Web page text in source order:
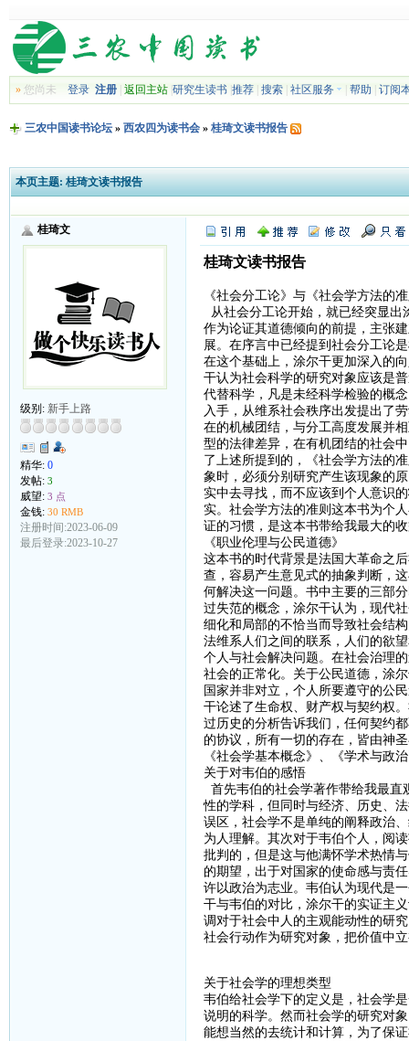
»您尚未 登录 注册| 返回主站| 研究生读书| 推荐| 搜索| 社区服务 帮助 订阅
三农中国读书论坛» 西农四为读书会 » 桂琦文读书报告
本页主题: 桂琦文读书报告
桂琦文
级别: 新手上路
精华: 0
发帖: 3
威望: 3 点
金钱: 30 RMB
注册时间:2023-06-09
最后登录:2023-10-27
桂琦文读书报告
《社会分工论》与《社会学方法的
从社会分工论开始，就已经突显
作为论证其道德倾向的前提，主张
展。在序言中已经提到社会分工论
在这个基础上，涂尔干更加深入的
干认为社会科学的研究对象应该是
代替科学，凡是未经科学检验的概
入手，从维系社会秩序出发提出了
在的机械团结，与分工高度发展并
型的法律差异，在有机团结的社会
了上述所提到的，《社会学方法的
象时，必须分别研究产生该现象的
实中去寻找，而不应该到个人意识
实。社会学方法的准则这本书为个
证的习惯，是这本书带给我最大的
《职业伦理与公民道德》
这本书的时代背景是法国大革命之
查，容易产生意见式的抽象判断，
何解决这一问题。书中主要的三部
过失范的概念，涂尔干认为，现代
细化和局部的不恰当而导致社会结
法维系人们之间的联系，人们的欲
个人与社会解决问题。在社会治理
社会的正常化。关于公民道德，涂
国家并非对立，个人所要遵守的公
干论述了生命权、财产权与契约权
过历史的分析告诉我们，任何契约
的协议，所有一切的存在，皆由神
《社会学基本概念》、《学术与政
关于对韦伯的感悟
首先韦伯的社会学著作带给我最
性的学科，但同时与经济、历史、
误区，社会学不是单纯的阐释政治
为人理解。其次对于韦伯个人，阅
批判的，但是这与他满怀学术热情
的期望，出于对国家的使命感与责
许以政治为志业。韦伯认为现代是
干与韦伯的对比，涂尔干的实证主
调对于社会中人的主观能动性的研
社会行动作为研究对象，把价值中
关于社会学的理想类型
韦伯给社会学下的定义是，社会学
说明的科学。然而社会学的研究对
能想当然的去统计和计算，为了保